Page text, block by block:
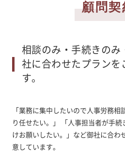
顧問契
相談のみ・手続きのみ
社に合わせたプランを
す。
「業務に集中したいので人事労務相
り任せたい。」 「人事担当者が手
けお願いしたい。」など御社に合わ
意しています。